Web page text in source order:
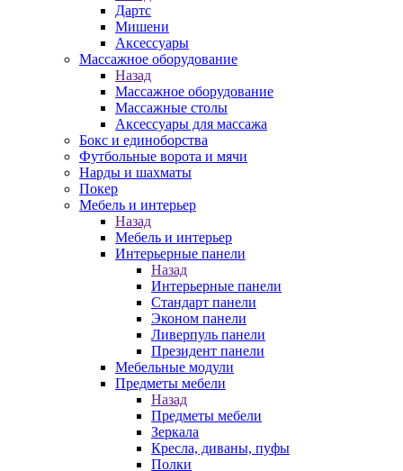
Дартс
Мишени
Аксессуары
Массажное оборудование
Назад
Массажное оборудование
Массажные столы
Аксессуары для массажа
Бокс и единоборства
Футбольные ворота и мячи
Нарды и шахматы
Покер
Мебель и интерьер
Назад
Мебель и интерьер
Интерьерные панели
Назад
Интерьерные панели
Стандарт панели
Эконом панели
Ливерпуль панели
Президент панели
Мебельные модули
Предметы мебели
Назад
Предметы мебели
Зеркала
Кресла, диваны, пуфы
Полки